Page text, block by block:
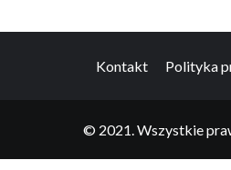
Kontakt Polityka
© 2021. Wszystkie